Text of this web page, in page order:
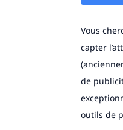
Vous
capter
de
outils de